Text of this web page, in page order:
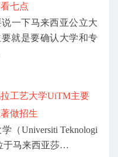
七点
一下马来西亚公立大
就是要确认大学和专
工艺大学UiTM主要
做招生
（Universiti Teknologi
于马来西亚莎…